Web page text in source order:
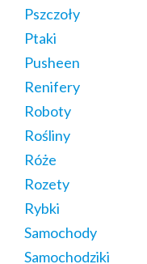
Pszczoły
Ptaki
Pusheen
Renifery
Roboty
Rośliny
Róże
Rozety
Rybki
Samochody
Samochodziki